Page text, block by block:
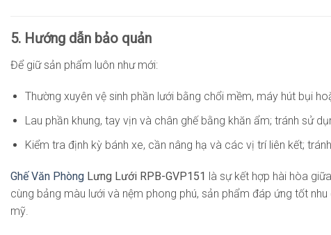
5. Hướng dẫn bảo quản
Để giữ sản phẩm luôn như mới:
Thường xuyên vệ sinh phần lưới bằng chổi mềm, máy hút bụi
Lau phần khung, tay vịn và chân ghế bằng khăn ẩm; tránh sử
Kiểm tra định kỳ bánh xe, cần nâng hạ và các vị trí liên kết;
Ghế Văn Phòng Lưng Lưới RPB-GVP151 là sự kết hợp hài hòa
cùng bảng màu lưới và nệm phong phú, sản phẩm đáp ứng tốt
mỹ.